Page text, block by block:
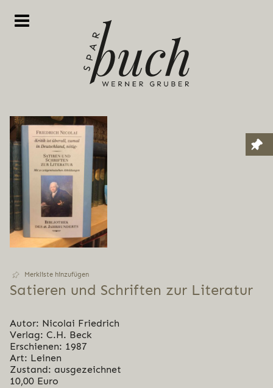
Merkliste hinzufügen
Satieren und Schriften zur Literatur
Autor: Nicolai Friedrich
Verlag: C.H. Beck
Erschienen: 1987
Art: Leinen
Zustand: ausgezeichnet
10,00 Euro